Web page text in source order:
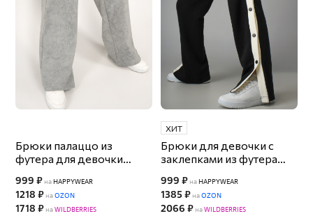
Брюки палаццо из
футера для девочки
999 ₽ на HAPPYWEAR
1218 ₽ наOZON
1718 ₽ наWILDBERRIES
ХИТ
Брюки для девочки с
заклепками из футера
999 ₽ на HAPPYWEAR
1385 ₽ наOZON
2066 ₽ наWILDBERRIES